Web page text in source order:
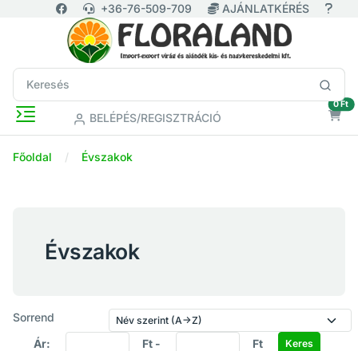
+36-76-509-709 AJÁNLATKÉRÉS
BELÉPÉS/REGISZTRÁCIÓ
0 Ft
Főoldal Évszakok
Évszakok
Sorrend
Ár:
Ft -
Ft